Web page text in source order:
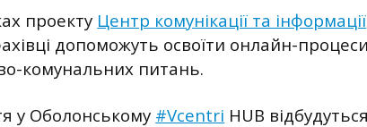
проекту Центр комунікації та інформації
допоможуть освоїти онлайн-
комунальних питань.
у Оболонському #Vcentri HUB відбудуться